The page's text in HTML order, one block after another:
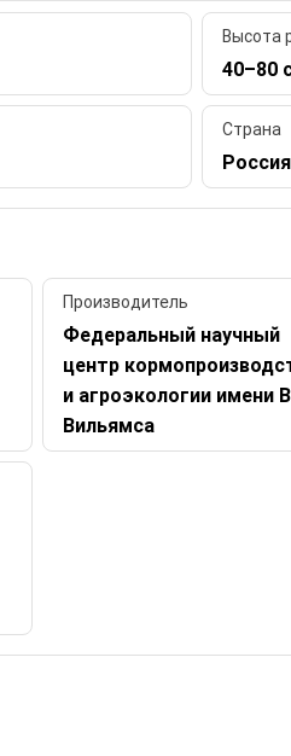
Высота
40–80
Страна
Россия
Производитель
Федеральный научный
центр
и агроэкологии имени
Вильямса